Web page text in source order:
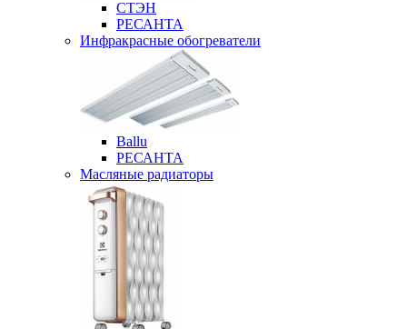
СТЭН
РЕСАНТА
Инфракрасные обогреватели
Ballu
РЕСАНТА
Масляные радиаторы